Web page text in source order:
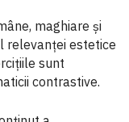
maghiare și
relevanței estetice
sunt
contrastive.